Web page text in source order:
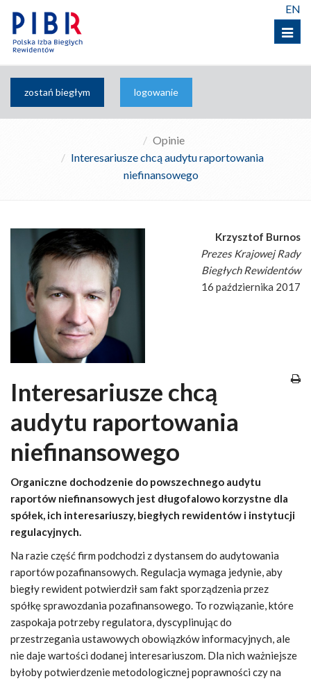
Menu
EN
zostań biegłym logowanie
Opinie
Interesariusze chcą audytu raportowania
niefinansowego
Krzysztof Burnos
Prezes Krajowej Rady
Biegłych Rewidentów
16 października 2017
Interesariusze chcą
audytu raportowania
niefinansowego
Organiczne dochodzenie do powszechnego audytu
raportów niefinansowych jest długofalowo korzystne dla
spółek, ich interesariuszy, biegłych rewidentów i instytucji
regulacyjnych.
Na razie część firm podchodzi z dystansem do audytowania
raportów pozafinansowych. Regulacja wymaga jedynie, aby
biegły rewident potwierdził sam fakt sporządzenia przez
spółkę sprawozdania pozafinansowego. To rozwiązanie, które
zaspokaja potrzeby regulatora, dyscyplinując do
przestrzegania ustawowych obowiązków informacyjnych, ale
nie daje wartości dodanej interesariuszom. Dla nich ważniejsze
byłoby potwierdzenie metodologicznej poprawności czy na